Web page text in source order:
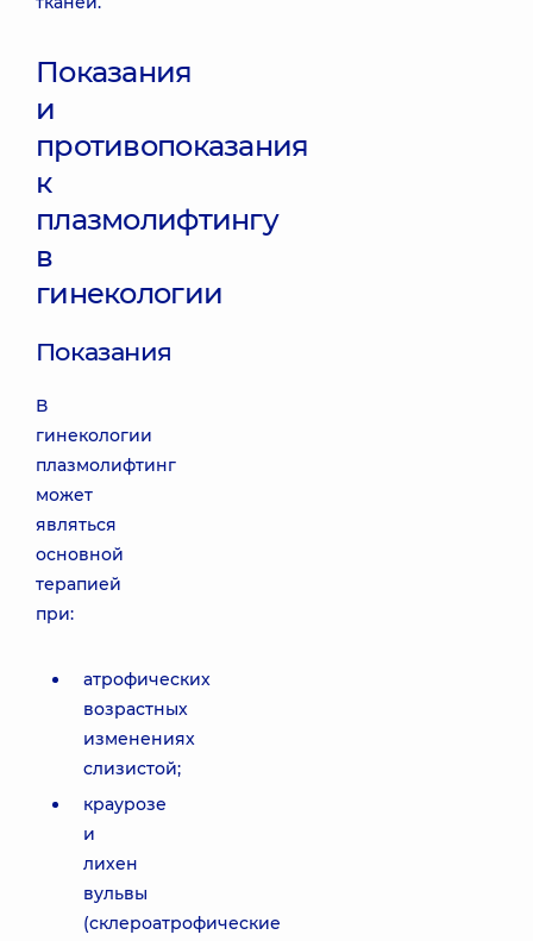
Показания
и
противопоказания
к
плазмолифтингу
в
гинекологии
Показания
В
гинекологии
плазмолифтинг
может
являться
основной
терапией
при:
атрофических
возрастных
изменениях
слизистой;
краурозе
и
лихен
вульвы
(склероатрофические